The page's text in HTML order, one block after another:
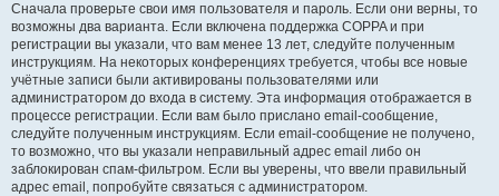
Сначала проверьте свои имя пользователя и пароль. Если они верны, то
возможны два варианта. Если включена поддержка COPPA и при
регистрации вы указали, что вам менее 13 лет, следуйте полученным
инструкциям. На некоторых конференциях требуется, чтобы все новые
учётные записи были активированы пользователями или
администратором до входа в систему. Эта информация отображается в
процессе регистрации. Если вам было прислано email-сообщение,
следуйте полученным инструкциям. Если email-сообщение не получено,
то возможно, что вы указали неправильный адрес email либо он
заблокирован спам-фильтром. Если вы уверены, что ввели правильный
адрес email, попробуйте связаться с администратором.